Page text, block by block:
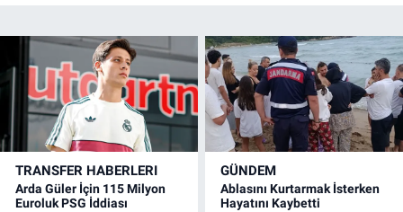
TRANSFER HABERLERI
Arda Güler İçin 115 Milyon
Euroluk PSG İddiası
GÜNDEM
Ablasını Kurtarmak İsterken
Hayatını Kaybetti